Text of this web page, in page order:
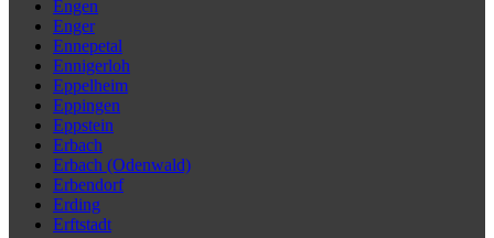
Engen
Enger
Ennepetal
Ennigerloh
Eppelheim
Eppingen
Eppstein
Erbach
Erbach (Odenwald)
Erbendorf
Erding
Erftstadt